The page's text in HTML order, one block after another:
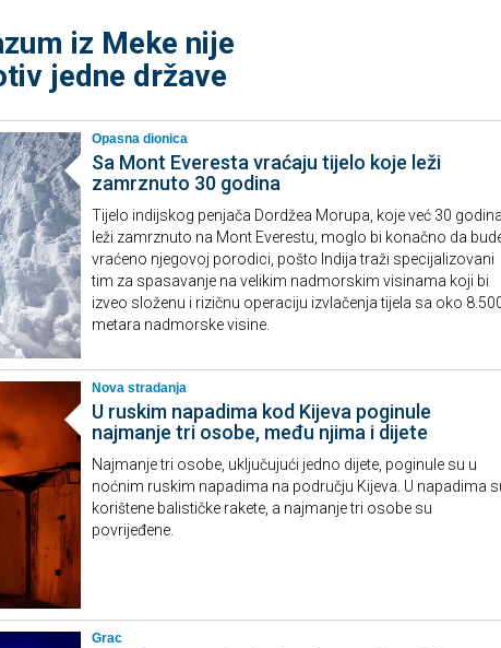
iz Meke nije
jedne države
Opasna dionica
Sa Mont Everesta vraćaju tijelo koje leži
zamrznuto 30 godina
Tijelo indijskog penjača Dordžea Morupa, koje već 30 godina
leži zamrznuto na Mont Everestu, moglo bi konačno da
vraćeno njegovoj porodici, pošto Indija traži specijalizovani
tim za spasavanje na velikim nadmorskim visinama koji bi
izveo složenu i rizičnu operaciju izvlačenja tijela sa oko
metara nadmorske visine.
Nova stradanja
U ruskim napadima kod Kijeva poginule
najmanje tri osobe, među njima i dijete
Najmanje tri osobe, uključujući jedno dijete, poginule su u
noćnim ruskim napadima na području Kijeva. U napadima
korištene balističke rakete, a najmanje tri osobe su
povrijeđene.
Grac